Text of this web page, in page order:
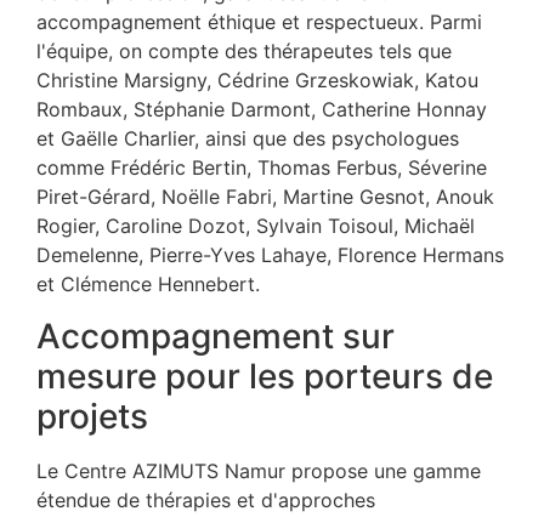
accompagnement éthique et respectueux. Parmi
l'équipe, on compte des thérapeutes tels que
Christine Marsigny, Cédrine Grzeskowiak, Katou
Rombaux, Stéphanie Darmont, Catherine Honnay
et Gaëlle Charlier, ainsi que des psychologues
comme Frédéric Bertin, Thomas Ferbus, Séverine
Piret-Gérard, Noëlle Fabri, Martine Gesnot, Anouk
Rogier, Caroline Dozot, Sylvain Toisoul, Michaël
Demelenne, Pierre-Yves Lahaye, Florence Hermans
et Clémence Hennebert.
Accompagnement sur
mesure pour les porteurs de
projets
Le Centre AZIMUTS Namur propose une gamme
étendue de thérapies et d'approches